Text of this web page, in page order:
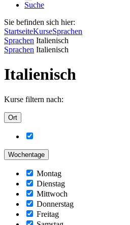
Suche
Sie befinden sich hier:
StartseiteKurseSprachen
Sprachen Italienisch
Sprachen Italienisch
Italienisch
Kurse filtern nach:
Ort
Wochentage
Montag
Dienstag
Mittwoch
Donnerstag
Freitag